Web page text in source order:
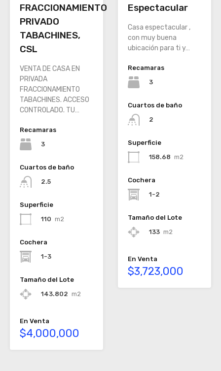
FRACCIONAMIENTO
PRIVADO
TABACHINES,
CSL
VENTA DE CASA EN
PRIVADA
FRACCIONAMIENTO
TABACHINES. ACCESO
CONTROLADO. TU…
Recamaras
3
Cuartos de baño
2.5
Superficie
110 m2
Cochera
1-3
Tamaño del Lote
143.802 m2
En Venta
$4,000,000
Espectacular
Casa espectacular ,
con muy buena
ubicación para ti y…
Recamaras
3
Cuartos de baño
2
Superficie
158.68 m2
Cochera
1-2
Tamaño del Lote
133 m2
En Venta
$3,723,000